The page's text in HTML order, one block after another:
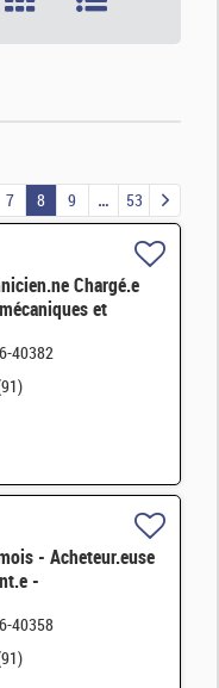
7 8 9 53
Chargé.e
et
40382
- Acheteur.euse
-
H/F
40358